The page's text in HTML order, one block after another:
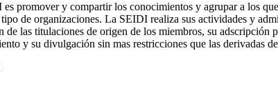
promover y compartir los conocimientos y agrupar a los
de organizaciones. La SEIDI realiza sus actividades y
de las titulaciones de origen de los miembros, su
y su divulgación sin mas restricciones que las derivadas